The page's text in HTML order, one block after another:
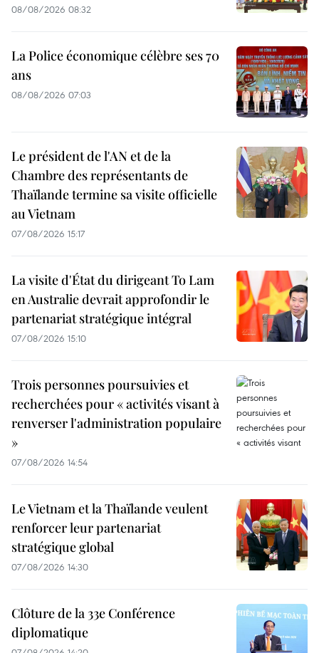
08/08/2026 08:32
La Police économique célèbre ses 70
ans
08/08/2026 07:03
Le président de l'AN et de la
Chambre des représentants de
Thaïlande termine sa visite officielle
au Vietnam
07/08/2026 15:17
La visite d'État du dirigeant To Lam
en Australie devrait approfondir le
partenariat stratégique intégral
07/08/2026 15:10
Trois personnes poursuivies et
recherchées pour « activités visant à
renverser l'administration populaire
»
07/08/2026 14:54
Le Vietnam et la Thaïlande veulent
renforcer leur partenariat
stratégique global
07/08/2026 14:30
Clôture de la 33e Conférence
diplomatique